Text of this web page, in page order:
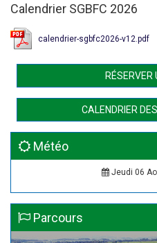
Calendrier SGBFC 2026
calendrier-sgbfc2026-v12.pdf
RÉSERVER
CALENDRIER
Météo
Jeudi 06
Parcours